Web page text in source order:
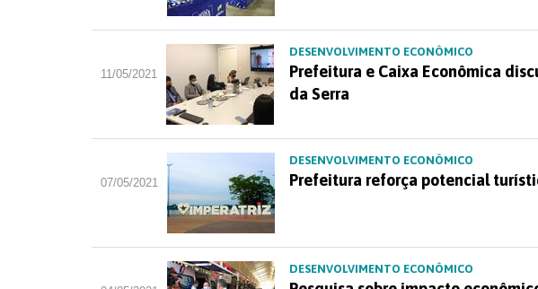
11/05/2021
DESENVOLVIMENTO ECONÔMICO
Prefeitura e Caixa Econômica
da Serra
07/05/2021
DESENVOLVIMENTO ECONÔMICO
Prefeitura reforça potencial
DESENVOLVIMENTO ECONÔMICO